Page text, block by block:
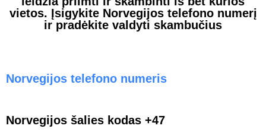
vietos. Įsigykite Norvegijos telefono numerį
ir pradėkite valdyti skambučius
Norvegijos telefono numeris
Norvegijos šalies kodas +47